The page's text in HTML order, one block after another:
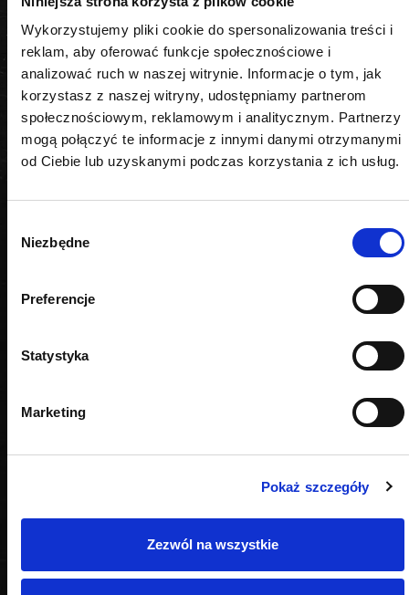
Wykorzystujemy pliki cookie do spersonalizowania treści i
reklam, aby oferować funkcje społecznościowe i
analizować ruch w naszej witrynie. Informacje o tym, jak
korzystasz z naszej witryny, udostępniamy partnerom
społecznościowym, reklamowym i analitycznym. Partnerzy
mogą połączyć te informacje z innymi danymi otrzymanymi
od Ciebie lub uzyskanymi podczas korzystania z ich usług.
zgody
Niezbędne
Preferencje
Statystyka
Marketing
Pokaż szczegóły
Zezwól na wszystkie
Zestaw zawiera
nasadki krótkie
PODOBNE PRODUKTY